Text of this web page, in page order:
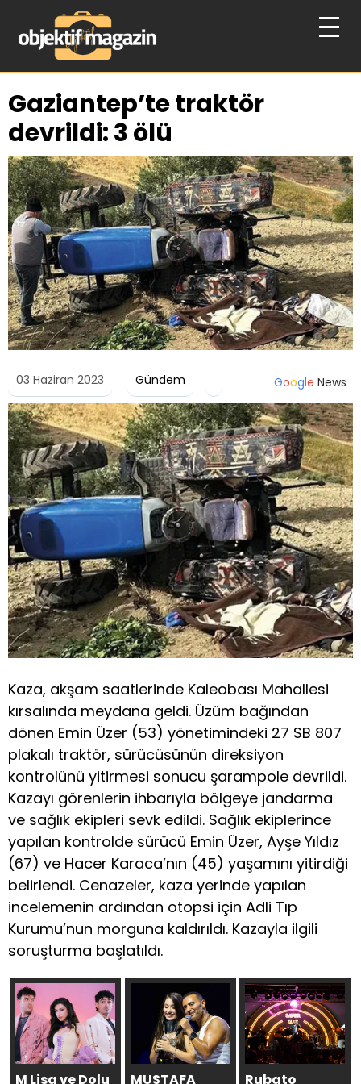
Gaziantep’te traktör
devrildi: 3 ölü
03 Haziran 2023 Gündem Google News
Kaza, akşam saatlerinde Kaleobası Mahallesi
kırsalında meydana geldi. Üzüm bağından
dönen Emin Üzer (53) yönetimindeki 27 SB 807
plakalı traktör, sürücüsünün direksiyon
kontrolünü yitirmesi sonucu şarampole devrildi.
Kazayı görenlerin ihbarıyla bölgeye jandarma
ve sağlık ekipleri sevk edildi. Sağlık ekiplerince
yapılan kontrolde sürücü Emin Üzer, Ayşe Yıldız
(67) ve Hacer Karaca’nın (45) yaşamını yitirdiği
belirlendi. Cenazeler, kaza yerinde yapılan
incelemenin ardından otopsi için Adli Tıp
Kurumu’nun morguna kaldırıldı. Kazayla ilgili
soruşturma başlatıldı.
M Lisa ve Dolu
MUSTAFA
Rubato